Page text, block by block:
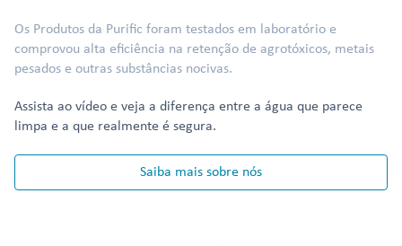
Os Produtos da Purific foram testados em laboratório e
comprovou alta eficiência na retenção de agrotóxicos, metais
pesados e outras substâncias nocivas.
Assista ao vídeo e veja a diferença entre a água que parece
limpa e a que realmente é segura.
Saiba mais sobre nós